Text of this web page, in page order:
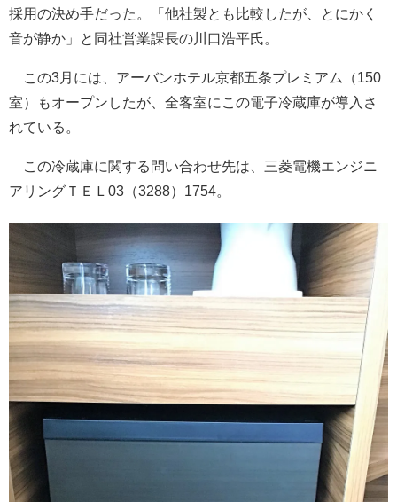
採用の決め手だった。「他社製とも比較したが、とにかく
音が静か」と同社営業課長の川口浩平氏。
この3月には、アーバンホテル京都五条プレミアム（150
室）もオープンしたが、全客室にこの電子冷蔵庫が導入さ
れている。
この冷蔵庫に関する問い合わせ先は、三菱電機エンジニ
アリングＴＥＬ03（3288）1754。